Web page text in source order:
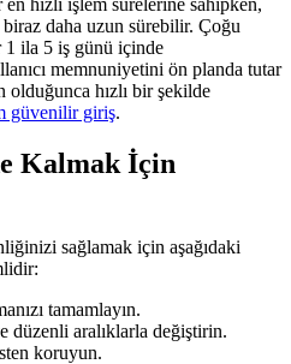
hızlı işlem sürelerine sahipken,
daha uzun sürebilir. Çoğu
1 ila 5 iş günü içinde
memnuniyetini ön planda tutar
hızlı bir şekilde
güvenilir giriş.
Kalmak İçin
sağlamak için aşağıdaki
tamamlayın.
düzenli aralıklarla değiştirin.
koruyun.